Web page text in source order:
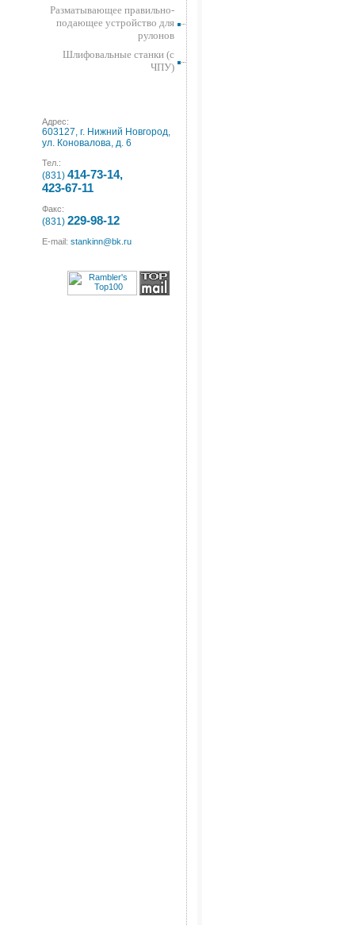
Разматывающее правильно-
подающее устройство для
рулонов
Шлифовальные станки (с
ЧПУ)
Адрес:
603127, г. Нижний Новгород,
ул. Коновалова, д. 6
Тел.:
(831) 414-73-14,
423-67-11
Факс:
(831) 229-98-12
E-mail: stankinn@bk.ru